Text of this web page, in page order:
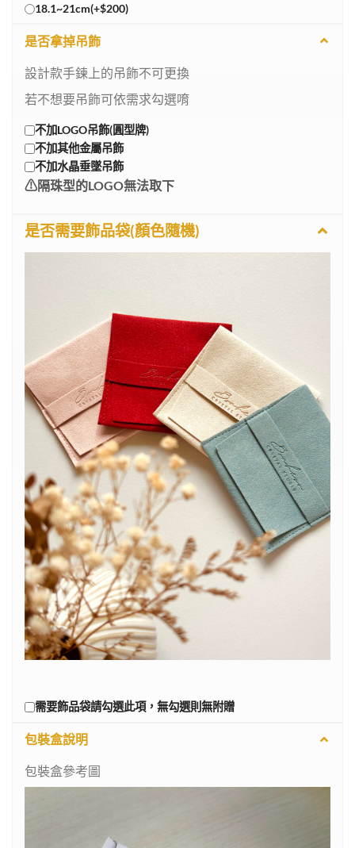
18.1~21cm(+$200)
是否拿掉吊飾
設計款手鍊上的吊飾不可更換
若不想要吊飾可依需求勾選唷
不加LOGO吊飾(圓型牌)
不加其他金屬吊飾
不加水晶垂墜吊飾
⚠︎︎隔珠型的LOGO無法取下
是否需要飾品袋(顏色隨機)
需要飾品袋請勾選此項，無勾選則無附贈
包裝盒說明
包裝盒參考圖